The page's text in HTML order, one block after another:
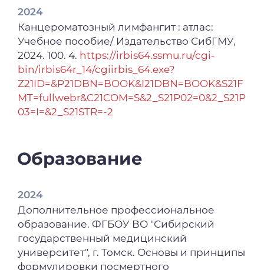
Бородина (Новосибирск, 22 марта 2022
год) / ред. Т. И. Поспелова, А. Н. Машак, П.
А. Елясин. – Новосибирск: ИПЦ НГМУ,
2022. – С. 344-350. – ISBN 978-5-85979-330-8.
2022
Андрейченко, А. А. Морфологические
изменения сердца у больных с легочной
гипертензией / А. А. Андрейченко, А. В.
фундаментальная основа медицины :
морфологической научно-практической
конкурс-конференции студентов и
молодых ученых, посвященной 125-летию
со дня рождения профессора В.М.
Константинова, Новосибирск, 08 декабря
2022 года. – Новосибирск: Новосибирский
2024
Канцероматозный лимфангит : атлас:
Учебное пособие/ Издательство СибГМУ,
2024. 100. 4. https://irbis64.ssmu.ru/cgi-
bin/irbis64r_14/cgiirbis_64.exe?
Z21ID=&P21DBN=BOOK&I21DBN=BOOK&S21F
MT=fullwebr&C21COM=S&2_S21P02=0&2_S21P
03=I=&2_S21STR=-2
Образование
2024
Дополнительное профессиональное
образование. ФГБОУ ВО "Сибирский
государственный медицинский
университет", г. Томск. Основы и принципы
формулировки посмертного